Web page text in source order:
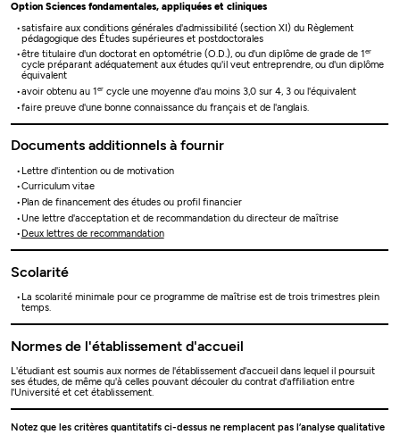
Option Sciences fondamentales, appliquées et cliniques
satisfaire aux conditions générales d'admissibilité (section XI) du Règlement
pédagogique des Études supérieures et postdoctorales
être titulaire d'un doctorat en optométrie (O.D.), ou d'un diplôme de grade de 1 er
cycle préparant adéquatement aux études qu'il veut entreprendre, ou d'un diplôme
équivalent
avoir obtenu au 1 ercycle une moyenne d'au moins 3,0 sur 4, 3 ou l'équivalent
faire preuve d'une bonne connaissance du français et de l'anglais.
Documents additionnels à fournir
Lettre d'intention ou de motivation
Curriculum vitae
Plan de financement des études ou profil financier
Une lettre d'acceptation et de recommandation du directeur de maîtrise
Deux lettres de recommandation
Scolarité
La scolarité minimale pour ce programme de maîtrise est de trois trimestres plein
temps.
Normes de l'établissement d'accueil
L'étudiant est soumis aux normes de l'établissement d'accueil dans lequel il poursuit
ses études, de même qu'à celles pouvant découler du contrat d'affiliation entre
l'Université et cet établissement.
Notez que les critères quantitatifs ci-dessus ne remplacent pas l’analyse qualitative